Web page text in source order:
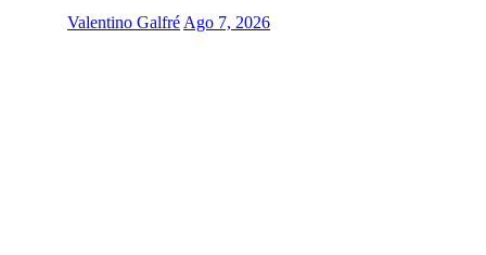
Valentino Galfré Ago 7, 2026